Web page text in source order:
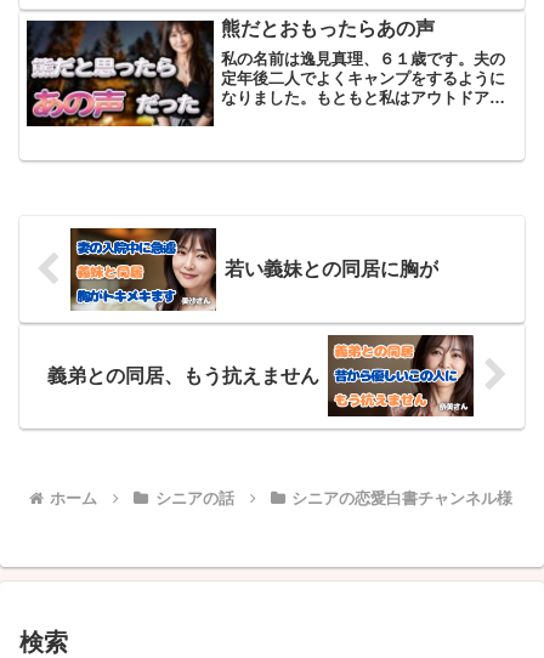
せいでしょうか、どうにも非凡なことに
憧れてしまう部分...
熊だとおもったらあの声
私の名前は逸見真理、６１歳です。夫の
定年後二人でよくキャンプをするように
なりました。もともと私はアウトドアに
若い義妹との同居に胸が
義弟との同居、もう抗えません
ホーム シニアの話 シニアの恋愛白書チャンネル様
検索